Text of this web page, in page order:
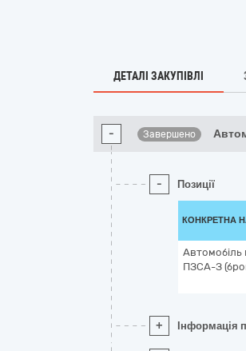
ДЕТАЛІ ЗАКУПІВЛІ
- Завершено
- Позиції
КОНКРЕТНА
Автомобіль
ПЗСА-З
+ Інформація